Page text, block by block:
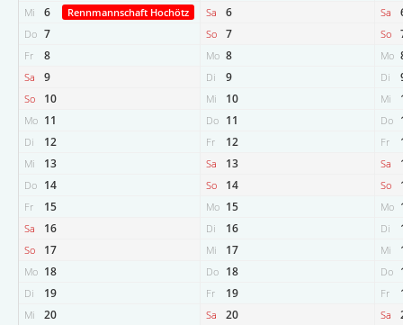
Mi
6
Rennmannschaft Hochötz
Do 7
Fr 8
Sa 9
So 10
Mo 11
Di 12
Mi 13
Do 14
Fr 15
Sa 16
So 17
Mo 18
Di 19
Mi 20
Sa 6
So 7
Mo 8
Di 9
Mi 10
Do 11
Fr 12
Sa 13
So 14
Mo 15
Di 16
Mi 17
Do 18
Fr 19
Sa 20
Sa
So
Mo
Di
Mi
Do
Fr
Sa
So
Mo
Di
Mi
Do
Fr
Sa